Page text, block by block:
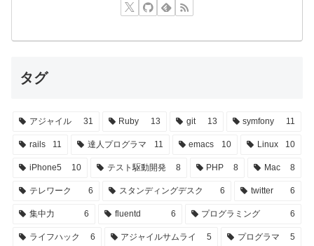
タグ
アジャイル 31 Ruby 13 git 13 symfony 11
rails 11 達人プログラマ 11 emacs 10 Linux 10
iPhone5 10 テスト駆動開発 8 PHP 8 Mac 8
テレワーク 6 スタンディングデスク 6 twitter 6
集中力 6 fluentd 6 プログラミング 6
ライフハック 6 アジャイルサムライ 5 プログラマ 5